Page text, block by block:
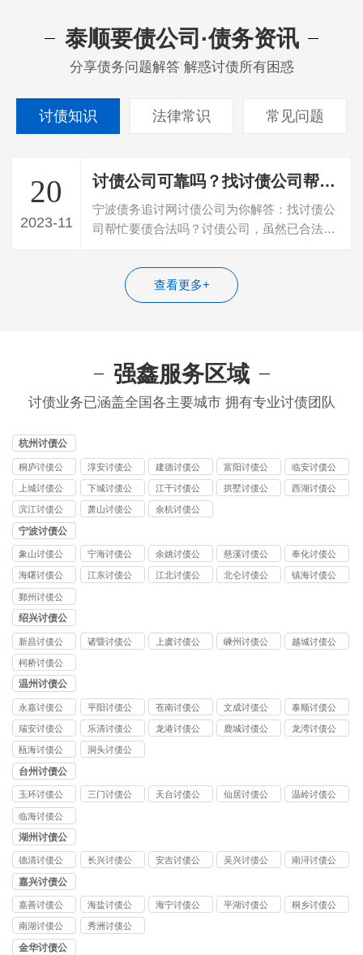
泰顺要债公司·债务资讯
分享债务问题解答 解惑讨债所有困惑
讨债知识 法律常识 常见问题
20
2023-11
讨债公司可靠吗？找讨债公司帮忙要债合法吗？
宁波债务追讨网讨债公司为你解答：找讨债公
司帮忙要债合法吗？讨债公司，虽然已合法的
查看更多+
强鑫服务区域
讨债业务已涵盖全国各主要城市 拥有专业讨债团队
杭州讨债公
司
桐庐讨债公
司
淳安讨债公
司
建德讨债公
司
富阳讨债公
司
临安讨债公
司
上城讨债公
司
下城讨债公
司
江干讨债公
司
拱墅讨债公
西湖讨债公
滨江讨债公
司
萧山讨债公
余杭讨债公
宁波讨债公
司
象山讨债公
司
宁海讨债公
司
余姚讨债公
司
慈溪讨债公
司
奉化讨债公
司
海曙讨债公
司
江东讨债公
江北讨债公
北仑讨债公
镇海讨债公
鄞州讨债公
司
绍兴讨债公
司
新昌讨债公
司
诸暨讨债公
上虞讨债公
嵊州讨债公
越城讨债公
柯桥讨债公
司
温州讨债公
司
永嘉讨债公
司
平阳讨债公
司
苍南讨债公
司
文成讨债公
司
泰顺讨债公
司
瑞安讨债公
司
乐清讨债公
司
龙港讨债公
鹿城讨债公
龙湾讨债公
瓯海讨债公
司
洞头讨债公
台州讨债公
司
玉环讨债公
司
三门讨债公
天台讨债公
仙居讨债公
温岭讨债公
临海讨债公
司
湖州讨债公
司
德清讨债公
司
长兴讨债公
安吉讨债公
吴兴讨债公
南浔讨债公
嘉兴讨债公
司
嘉善讨债公
司
海盐讨债公
司
海宁讨债公
平湖讨债公
桐乡讨债公
南湖讨债公
司
秀洲讨债公
金华讨债公